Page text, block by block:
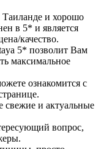
Таиланде и хорошо
в 5* и является
качество.
5* позволит Вам
максимальное
ознакомится с
свежие и актуальные
вопрос,